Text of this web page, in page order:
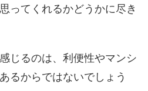
ってくれるかどうかに尽き
じるのは、利便性やマンシ
るからではないでしょう